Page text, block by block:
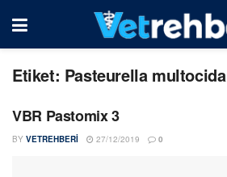
Etiket: Pasteurella multocida
VBR Pastomix 3
BY VETREHBERI 27/12/2019 0